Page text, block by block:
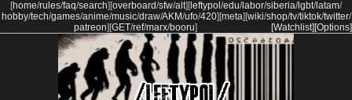
[home/rules/faq/search] [overboard/sfw/alt] [ leftypol /edu/labor/siberia/lgbt/latam/
hobby/tech/games/anime/music/draw/AKM/ufo/420] [meta] [wiki/shop/tv/tiktok/twitter/
patreon] [GET/ref/marx/booru] [Options]
[Watchlist]